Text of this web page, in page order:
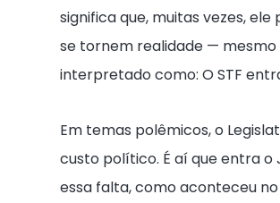
significa que, muitas vezes,
se tornem realidade — mesmo
interpretado como: O STF
Em temas polêmicos, o
custo político. É aí que entra o
essa falta, como aconteceu